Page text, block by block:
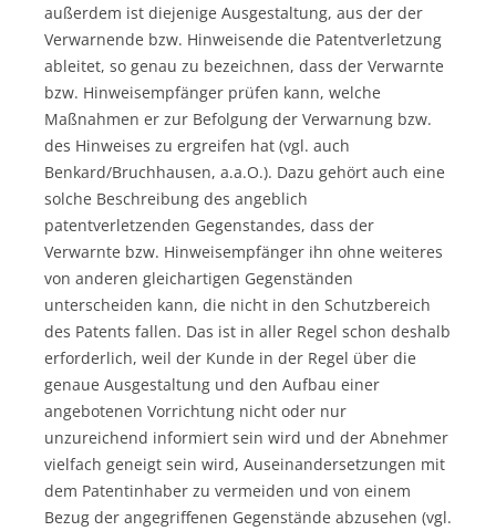
außerdem ist diejenige Ausgestaltung, aus der der
Verwarnende bzw. Hinweisende die Patentverletzung
ableitet, so genau zu bezeichnen, dass der Verwarnte
bzw. Hinweisempfänger prüfen kann, welche
Maßnahmen er zur Befolgung der Verwarnung bzw.
des Hinweises zu ergreifen hat (vgl. auch
Benkard/Bruchhausen, a.a.O.). Dazu gehört auch eine
solche Beschreibung des angeblich
patentverletzenden Gegenstandes, dass der
Verwarnte bzw. Hinweisempfänger ihn ohne weiteres
von anderen gleichartigen Gegenständen
unterscheiden kann, die nicht in den Schutzbereich
des Patents fallen. Das ist in aller Regel schon deshalb
erforderlich, weil der Kunde in der Regel über die
genaue Ausgestaltung und den Aufbau einer
angebotenen Vorrichtung nicht oder nur
unzureichend informiert sein wird und der Abnehmer
vielfach geneigt sein wird, Auseinandersetzungen mit
dem Patentinhaber zu vermeiden und von einem
Bezug der angegriffenen Gegenstände abzusehen (vgl.